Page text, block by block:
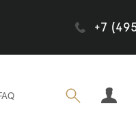
+7